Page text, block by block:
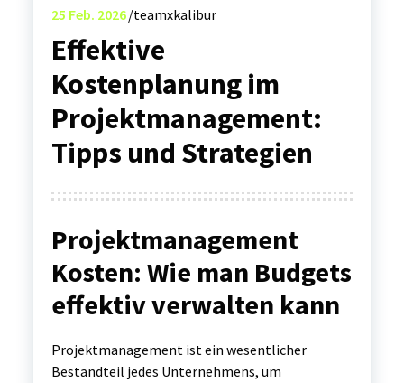
25 Feb. 2026 teamxkalibur
Effektive
Kostenplanung im
Projektmanagement:
Tipps und Strategien
Projektmanagement
Kosten: Wie man Budgets
effektiv verwalten kann
Projektmanagement ist ein wesentlicher
Bestandteil jedes Unternehmens, um